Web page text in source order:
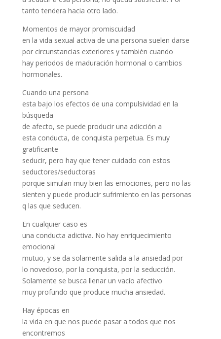
tanto tendera hacia otro lado.
Momentos de mayor promiscuidad
en la vida sexual activa de una persona suelen darse
por circunstancias exteriores y también cuando
hay periodos de maduración hormonal o cambios
hormonales.
Cuando una persona
esta bajo los efectos de una compulsividad en la
búsqueda
de afecto, se puede producir una adicción a
esta conducta, de conquista perpetua. Es muy
gratificante
seducir, pero hay que tener cuidado con estos
seductores/seductoras
porque simulan muy bien las emociones, pero no las
sienten y puede producir sufrimiento en las personas
q las que seducen.
En cualquier caso es
una conducta adictiva. No hay enriquecimiento
emocional
mutuo, y se da solamente salida a la ansiedad por
lo novedoso, por la conquista, por la seducción.
Solamente se busca llenar un vacío afectivo
muy profundo que produce mucha ansiedad.
Hay épocas en
la vida en que nos puede pasar a todos que nos
encontremos